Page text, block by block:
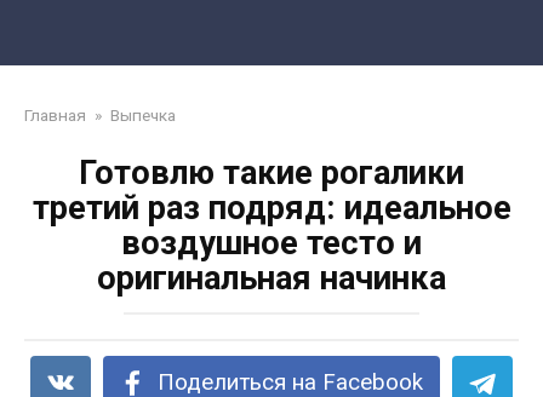
Главная » Выпечка
Готовлю такие рогалики
третий раз подряд: идеальное
воздушное тесто и
оригинальная начинка
Поделиться на Facebook